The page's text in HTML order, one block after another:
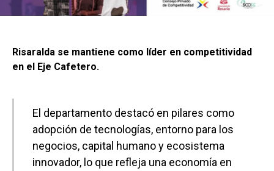
Risaralda se mantiene como líder en competitividad
en el Eje Cafetero.
El departamento destacó en pilares como
adopción de tecnologías, entorno para los
negocios, capital humano y ecosistema
innovador, lo que refleja una economía en